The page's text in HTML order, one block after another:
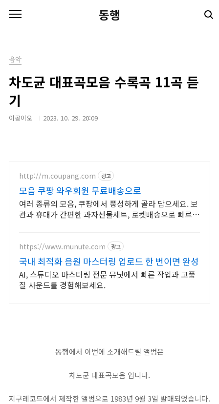
동행
음악
차도균 대표곡모음 수록곡 11곡 듣
기
이공이오 2023. 10. 29. 20:09
http://m.coupang.com 광고
모음 쿠팡 와우회원 무료배송으로
여러 종류의 모음, 쿠팡에서 풍성하게 골라 담으세요. 보
관과 휴대가 간편한 과자선물세트, 로켓배송으로 빠르게
https://www.munute.com 광고
국내 최적화 음원 마스터링 업로드 한 번이면 완성
AI, 스튜디오 마스터링 전문 뮤닛에서 빠른 작업과 고품
질 사운드를 경험해보세요.
동행에서 이번에 소개해드릴 앨범은
차도균 대표곡모음 입니다.
지구레코드에서 제작한 앨범으로 1983년 9월 3일 발매되었습니다.